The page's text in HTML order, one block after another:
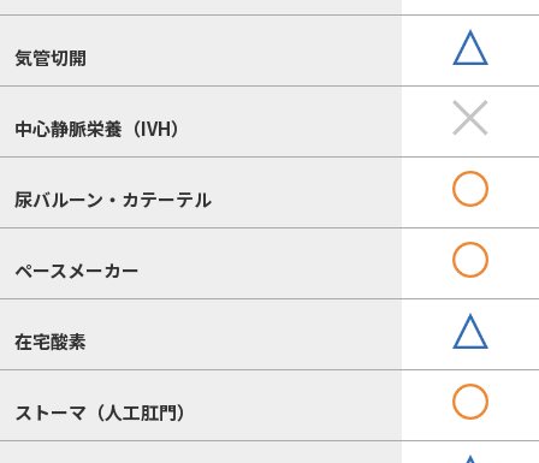
気管切開
中心静脈栄養（IVH）
尿バルーン・カテーテル
ペースメーカー
在宅酸素
ストーマ（人工肛門）